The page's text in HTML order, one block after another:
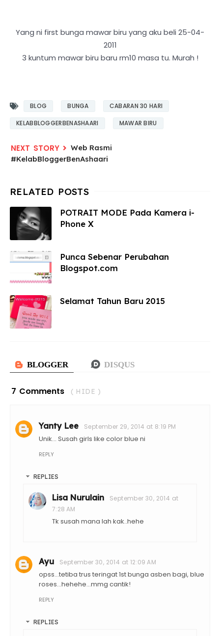
Yang ni first bunga mawar biru yang aku beli 25-04-
2011
3 kuntum mawar biru baru rm10 masa tu. Murah !
BLOG BUNGA CABARAN 30 HARI
KELABBLOGGERBENASHAARI MAWAR BIRU
Web Rasmi
#KelabBloggerBenAshaari
POTRAIT MODE Pada Kamera i-
Phone X
Punca Sebenar Perubahan
Blogspot.com
Selamat Tahun Baru 2015
7 Comments ( HIDE )
Yanty Lee September 29, 2014 at 8:19 PM
Unik... Susah girls like color blue ni
REPLY
REPLIES
Lisa Nurulain
September 30, 2014 at
7:28 AM
Tk susah mana lah kak..hehe
Ayu September 30, 2014 at 12:09 AM
opss...tetiba trus teringat 1st bunga asben bagi, blue
roses...hehehe...mmg cantik!
REPLY
REPLIES